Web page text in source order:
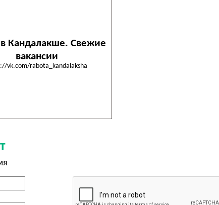
в Кандалакше. Свежие
вакансии
vk.com/rabota_kandalaksha